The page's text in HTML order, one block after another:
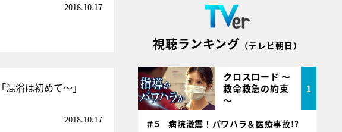
2018.10.17
浴は初めて〜」
2018.10.17
視聴ランキング （テレビ朝日）
クロスロード ～
救命救急の約束
～
1
＃5 病院激震！パワハラ＆医療事故!?